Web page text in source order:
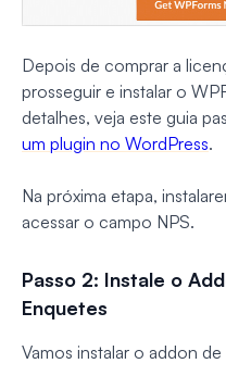
Depois de comprar a
prosseguir e instalar o
detalhes, veja este guia
um plugin no WordPress.
Na próxima etapa,
acessar o campo NPS.
Passo 2: Instale o
Enquetes
Vamos instalar o addon